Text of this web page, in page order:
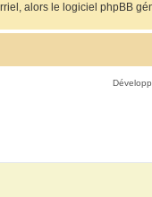
alors le logiciel phpBB